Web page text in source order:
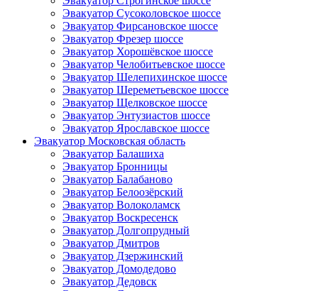
Эвакуатор Сусоколовское шоссе
Эвакуатор Фирсановское шоссе
Эвакуатор Фрезер шоссе
Эвакуатор Хорошёвское шоссе
Эвакуатор Челобитьевское шоссе
Эвакуатор Шелепихинское шоссе
Эвакуатор Шереметьевское шоссе
Эвакуатор Щелковское шоссе
Эвакуатор Энтузиастов шоссе
Эвакуатор Ярославское шоссе
Эвакуатор Московская область
Эвакуатор Балашиха
Эвакуатор Бронницы
Эвакуатор Балабаново
Эвакуатор Белоозёрский
Эвакуатор Волоколамск
Эвакуатор Воскресенск
Эвакуатор Долгопрудный
Эвакуатор Дмитров
Эвакуатор Дзержинский
Эвакуатор Домодедово
Эвакуатор Дедовск